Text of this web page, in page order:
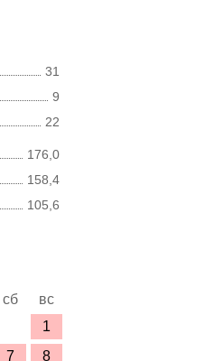
31
9
22
176,0
158,4
105,6
сб
вс
1
7 8